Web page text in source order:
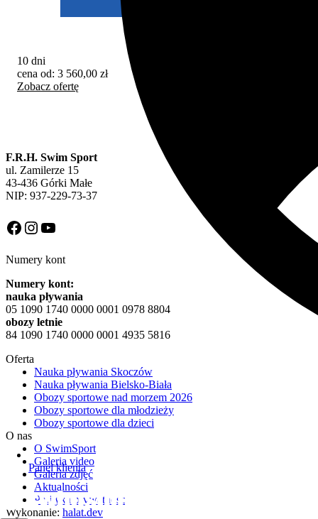
Panel klienta
10 dni
cena od: 3 560,00 zł
Zobacz ofertę
F.R.H. Swim Sport
ul. Zamilerze 15
43-436 Górki Małe
NIP: 937-229-73-37
Facebook
Instagram
YouTube
Numery kont
Numery kont:
nauka pływania
05 1090 1740 0000 0001 0978 8804
obozy letnie
84 1090 1740 0000 0001 4935 5816
Oferta
Nauka pływania Skoczów
Nauka pływania Bielsko-Biała
Obozy sportowe nad morzem 2026
Obozy sportowe dla młodzieży
Obozy sportowe dla dzieci
O nas
O SwimSport
Galeria video
Galeria zdjęć
Aktualności
Polityka prywatności
Wykonanie: halat.dev